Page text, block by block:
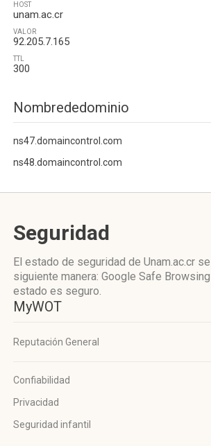
HOST
unam.ac.cr
VALOR
92.205.7.165
TTL
300
Nombrededominio
ns47.domaincontrol.com
ns48.domaincontrol.com
Seguridad
El estado de seguridad de Unam.ac.cr
siguiente manera: Google Safe
estado es seguro.
MyWOT
Reputación General
Confiabilidad
Privacidad
Seguridad infantil